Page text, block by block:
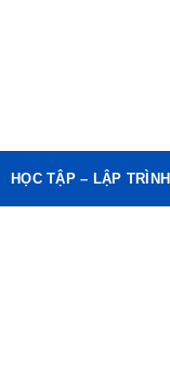
HỌC TẬP – LẬP TRÌNH